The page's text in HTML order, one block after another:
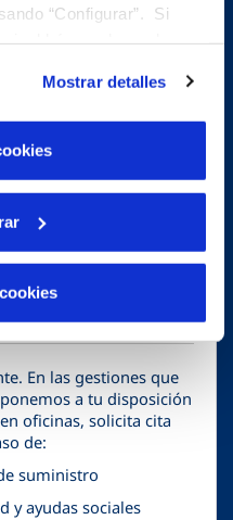
“Configurar”. Si
sitio web funcione y que
Puedes consultar
de Cookies
Mostrar detalles
de atención al cliente
que desplazarte. La
habituales sobre un
teléfono, por ejemplo:
suspendido
En las gestiones que
a tu disposición
oficinas, solicita cita
de:
suministro
y ayudas sociales